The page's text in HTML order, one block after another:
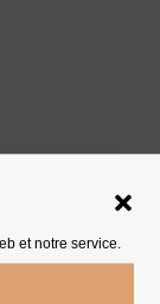
et notre service.